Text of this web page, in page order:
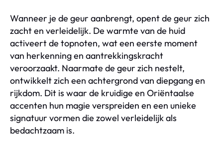
Wanneer je de geur aanbrengt, opent de geur zich
zacht en verleidelijk. De warmte van de huid
activeert de topnoten, wat een eerste moment
van herkenning en aantrekkingskracht
veroorzaakt. Naarmate de geur zich nestelt,
ontwikkelt zich een achtergrond van diepgang en
rijkdom. Dit is waar de kruidige en Oriëntaalse
accenten hun magie verspreiden en een unieke
signatuur vormen die zowel verleidelijk als
bedachtzaam is.